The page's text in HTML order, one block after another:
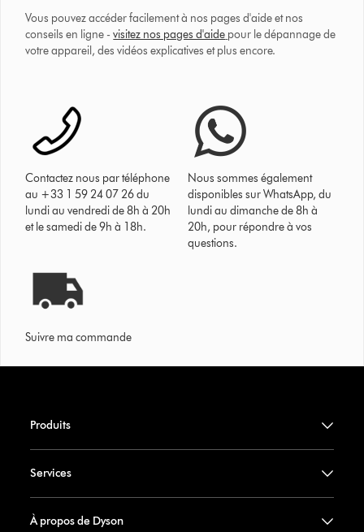
Vous pouvez accéder facilement à nos pages d'aide et nos
conseils en ligne -visitez nos pages d'aide pour le dépannage de
votre appareil, des vidéos explicatives et plus encore.
Contactez nous par téléphone
au +33 1 59 24 07 26 du
lundi au vendredi de 8h à 20h
et le samedi de 9h à 18h.
Nous sommes également
disponibles sur WhatsApp, du
lundi au dimanche de 8h à
20h, pour répondre à vos
questions.
Suivre ma commande
Produits
Services
À propos de Dyson